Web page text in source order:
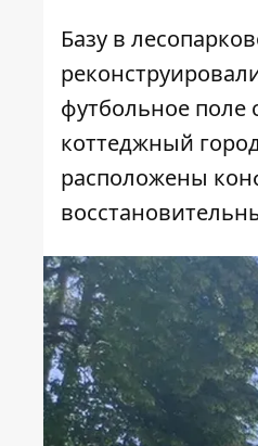
Базу в
футбольное поле
коттеджный
расположены